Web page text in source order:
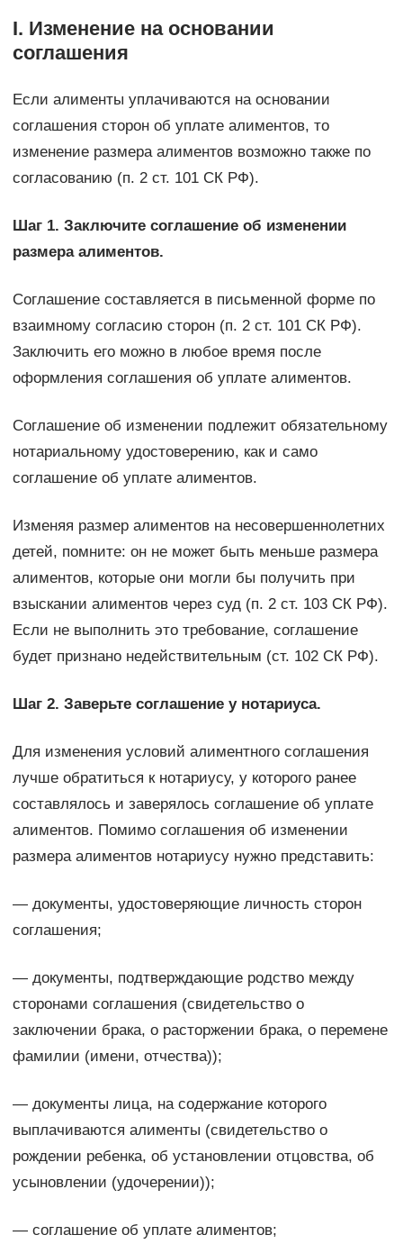
I. Изменение на основании
соглашения
Если алименты уплачиваются на основании
соглашения сторон об уплате алиментов, то
изменение размера алиментов возможно также по
согласованию (п. 2 ст. 101 СК РФ).
Шаг 1. Заключите соглашение об изменении
размера алиментов.
Соглашение составляется в письменной форме по
взаимному согласию сторон (п. 2 ст. 101 СК РФ).
Заключить его можно в любое время после
оформления соглашения об уплате алиментов.
Соглашение об изменении подлежит обязательному
нотариальному удостоверению, как и само
соглашение об уплате алиментов.
Изменяя размер алиментов на несовершеннолетних
детей, помните: он не может быть меньше размера
алиментов, которые они могли бы получить при
взыскании алиментов через суд (п. 2 ст. 103 СК РФ).
Если не выполнить это требование, соглашение
будет признано недействительным (ст. 102 СК РФ).
Шаг 2. Заверьте соглашение у нотариуса.
Для изменения условий алиментного соглашения
лучше обратиться к нотариусу, у которого ранее
составлялось и заверялось соглашение об уплате
алиментов. Помимо соглашения об изменении
размера алиментов нотариусу нужно представить:
— документы, удостоверяющие личность сторон
соглашения;
— документы, подтверждающие родство между
сторонами соглашения (свидетельство о
заключении брака, о расторжении брака, о перемене
фамилии (имени, отчества));
— документы лица, на содержание которого
выплачиваются алименты (свидетельство о
рождении ребенка, об установлении отцовства, об
усыновлении (удочерении));
— соглашение об уплате алиментов;